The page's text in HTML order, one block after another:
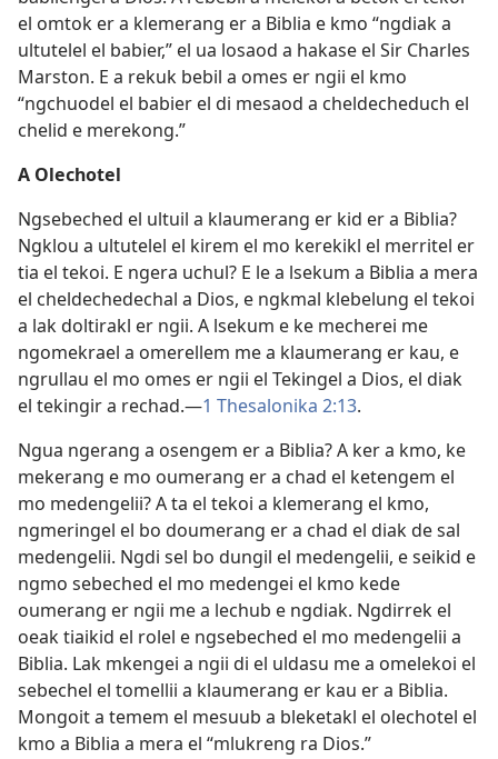
el omtok er a klemerang er a Biblia e kmo “ngdiak a
ultutelel el babier,” el ua losaod a hakase el Sir Charles
Marston. E a rekuk bebil a omes er ngii el kmo
“ngchuodel el babier el di mesaod a cheldecheduch el
chelid e merekong.”
A Olechotel
Ngsebeched el ultuil a klaumerang er kid er a Biblia?
Ngklou a ultutelel el kirem el mo kerekikl el merritel er
tia el tekoi. E ngera uchul? E le a lsekum a Biblia a mera
el cheldechedechal a Dios, e ngkmal klebelung el tekoi
a lak doltirakl er ngii. A lsekum e ke mecherei me
ngomekrael a omerellem me a klaumerang er kau, e
ngrullau el mo omes er ngii el Tekingel a Dios, el diak
el tekingir a rechad.​—1 Thesalonika 2:13.
Ngua ngerang a osengem er a Biblia? A ker a kmo, ke
mekerang e mo oumerang er a chad el ketengem el
mo medengelii? A ta el tekoi a klemerang el kmo,
ngmeringel el bo doumerang er a chad el diak de sal
medengelii. Ngdi sel bo dungil el medengelii, e seikid e
ngmo sebeched el mo medengei el kmo kede
oumerang er ngii me a lechub e ngdiak. Ngdirrek el
oeak tiaikid el rolel e ngsebeched el mo medengelii a
Biblia. Lak mkengei a ngii di el uldasu me a omelekoi el
sebechel el tomellii a klaumerang er kau er a Biblia.
Mongoit a temem el mesuub a bleketakl el olechotel el
kmo a Biblia a mera el “mlukreng ra Dios.”